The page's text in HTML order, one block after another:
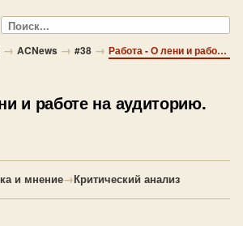
Поиск
→ ACNews → #38 → Работа - О лени и работе на аудиторию.
и работе на аудиторию.
и мнение→Критический анализ